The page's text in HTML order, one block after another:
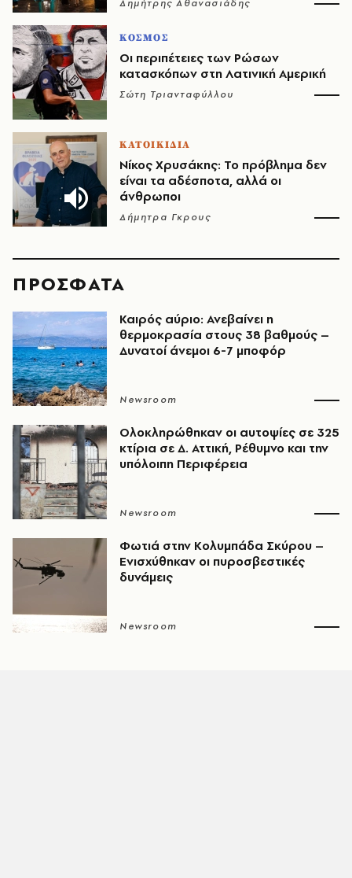
Δημήτρης Αθανασιάδης
ΚΟΣΜΟΣ
Οι περιπέτειες των Ρώσων
κατασκόπων στη Λατινική Αμερική
Σώτη Τριανταφύλλου
ΚΑΤΟΙΚΙΔΙΑ
Νίκος Χρυσάκης: Το πρόβλημα δεν
είναι τα αδέσποτα, αλλά οι
άνθρωποι
Δήμητρα Γκρους
ΠΡΟΣΦΑΤΑ
Καιρός αύριο: Ανεβαίνει η
θερμοκρασία στους 38 βαθμούς –
Δυνατοί άνεμοι 6-7 μποφόρ
Newsroom
Ολοκληρώθηκαν οι αυτοψίες σε 325
κτίρια σε Δ. Αττική, Ρέθυμνο και την
υπόλοιπη Περιφέρεια
Newsroom
Φωτιά στην Κολυμπάδα Σκύρου –
Ενισχύθηκαν οι πυροσβεστικές
δυνάμεις
Newsroom